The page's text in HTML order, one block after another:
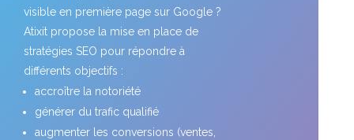
visible en première page sur Google ?
Atixit propose la mise en place de
stratégies SEO pour répondre à
différents objectifs :
accroître la notoriété
générer du trafic qualifié
augmenter les conversions (ventes,